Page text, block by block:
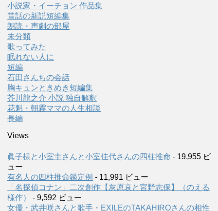
小説家・イーチョン 作品集
昔話の新説短編集
朗読・声劇の部屋
未分類
歌ってみた
眠れない人に
短編
石田さんちの会話
胸キュンときめき短編集
芥川龍之介 小説 独自解釈
花魁・朝霧ママの人生相談
長編
Views
眞子様と小室圭さんと小室佳代さんの四柱推命 - 19,955 ビ
ュー
有名人の四柱推命鑑定例 - 11,991 ビュー
「名探偵コナン」二次創作【灰原哀と宮野志保】（のえる
様作）
- 9,592 ビュー
女優・武井咲さんと歌手・EXILEのTAKAHIROさんの相性